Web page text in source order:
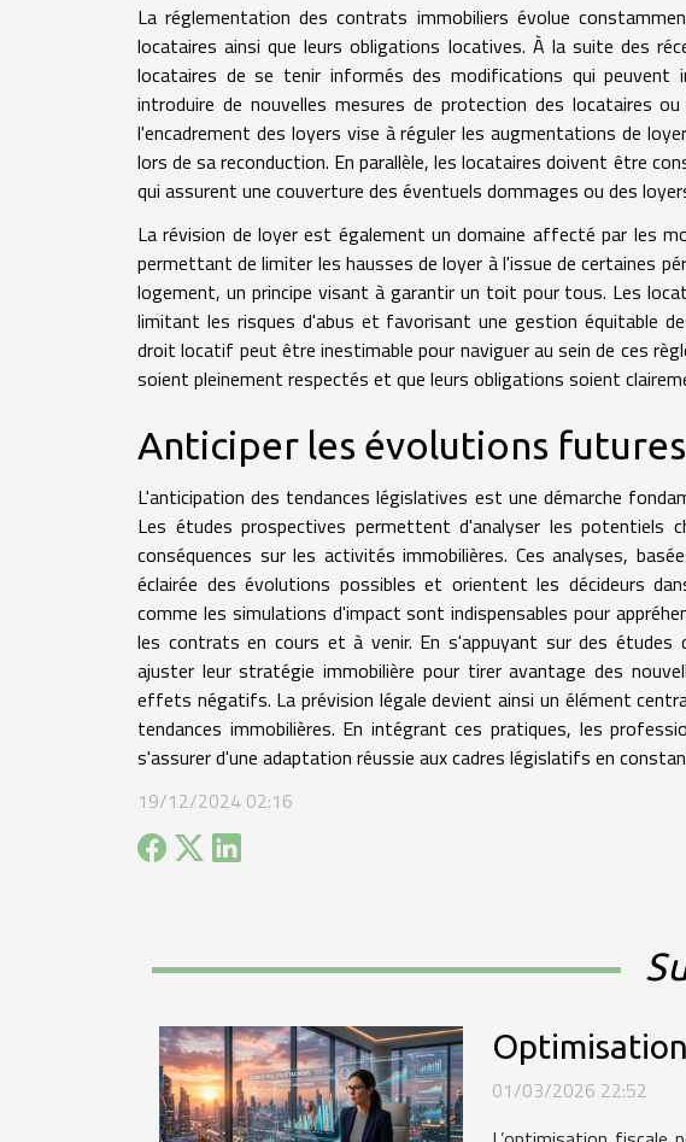
La réglementation des contrats immobiliers évolue
locataires ainsi que leurs obligations locatives. À la suite des
locataires de se tenir informés des modifications qui peuvent
introduire de nouvelles mesures de protection des locataires
l'encadrement des loyers vise à réguler les augmentations de
lors de sa reconduction. En parallèle, les locataires doivent être
qui assurent une couverture des éventuels dommages ou des
La révision de loyer est également un domaine affecté par les
permettant de limiter les hausses de loyer à l'issue de certaines
logement, un principe visant à garantir un toit pour tous. Les
limitant les risques d'abus et favorisant une gestion équitable
droit locatif peut être inestimable pour naviguer au sein de ces
soient pleinement respectés et que leurs obligations soient
Anticiper les évolutions
L'anticipation des tendances législatives est une démarche
Les études prospectives permettent d'analyser les potentiels
conséquences sur les activités immobilières. Ces analyses,
éclairée des évolutions possibles et orientent les décideurs
comme les simulations d'impact sont indispensables pour
les contrats en cours et à venir. En s'appuyant sur des études
ajuster leur stratégie immobilière pour tirer avantage des
effets négatifs. La prévision légale devient ainsi un élément
tendances immobilières. En intégrant ces pratiques, les
s'assurer d'une adaptation réussie aux cadres législatifs en
19/12/2024 02:16
01/03/2026 22:52